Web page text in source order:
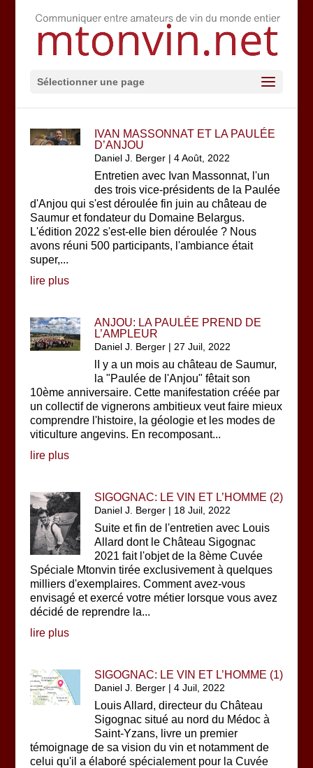
Sélectionner une page
IVAN MASSONNAT ET LA PAULÉE
D’ANJOU
Daniel J. Berger |4 Août, 2022
Entretien avec Ivan Massonnat, l'un
des trois vice-présidents de la Paulée
d'Anjou qui s'est déroulée fin juin au château de
Saumur et fondateur du Domaine Belargus.
L'édition 2022 s'est-elle bien déroulée ? Nous
avons réuni 500 participants, l'ambiance était
super,...
lire plus
ANJOU: LA PAULÉE PREND DE
L’AMPLEUR
Daniel J. Berger | 27 Juil, 2022
lI y a un mois au château de Saumur,
la "Paulée de l'Anjou" fêtait son
10ème anniversaire. Cette manifestation créée par
un collectif de vignerons ambitieux veut faire mieux
comprendre l'histoire, la géologie et les modes de
viticulture angevins. En recomposant...
lire plus
SIGOGNAC: LE VIN ET L’HOMME (2)
Daniel J. Berger | 18 Juil, 2022
Suite et fin de l'entretien avec Louis
Allard dont le Château Sigognac
2021 fait l'objet de la 8ème Cuvée
Spéciale Mtonvin tirée exclusivement à quelques
milliers d'exemplaires. Comment avez-vous
envisagé et exercé votre métier lorsque vous avez
décidé de reprendre la...
lire plus
SIGOGNAC: LE VIN ET L’HOMME (1)
Daniel J. Berger |4 Juil, 2022
Louis Allard, directeur du Château
Sigognac situé au nord du Médoc à
Saint-Yzans, livre un premier
témoignage de sa vision du vin et notamment de
celui qu'il a élaboré spécialement pour la Cuvée